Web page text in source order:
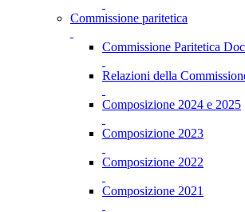
Commissione paritetica
Commissione Paritetica
Relazioni della
Composizione 2024 e 2025
Composizione 2023
Composizione 2022
Composizione 2021